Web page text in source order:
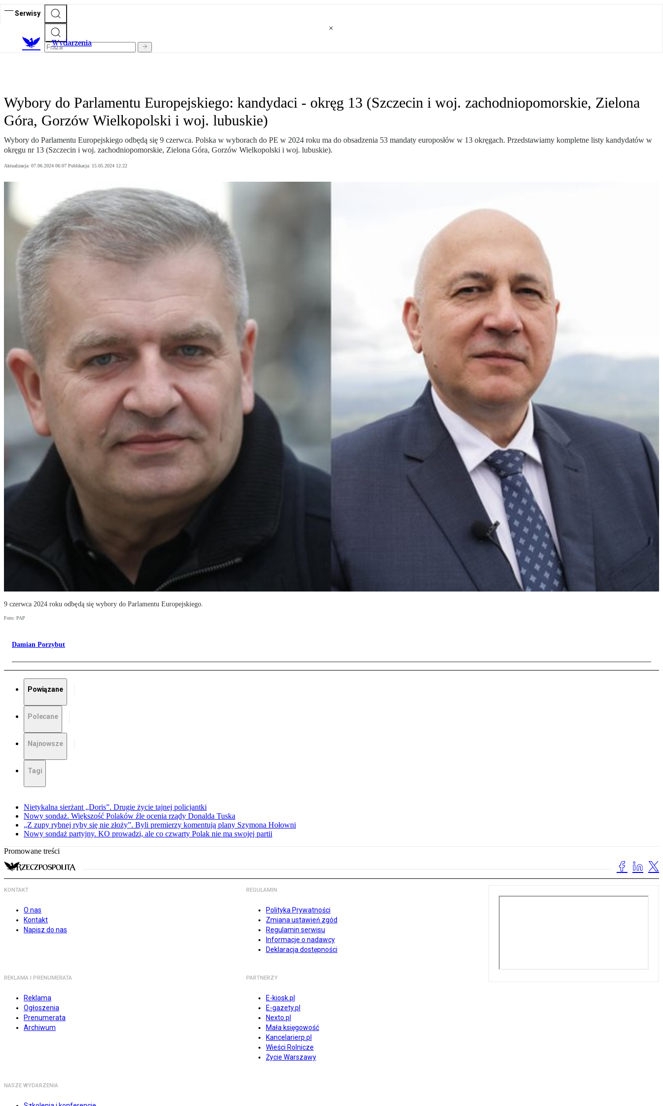
Serwisy
Wydarzenia
Wybory do Parlamentu Europejskiego: kandydaci - okręg 13 (Szczecin i woj. zachodniopomorskie, Zielona
Góra, Gorzów Wielkopolski i woj. lubuskie)
Wybory do Parlamentu Europejskiego odbędą się 9 czerwca. Polska w wyborach do PE w 2024 roku ma do obsadzenia 53 mandaty europosłów w 13 okręgach. Przedstawiamy kompletne listy kandydatów w
okręgu nr 13 (Szczecin i woj. zachodniopomorskie, Zielona Góra, Gorzów Wielkopolski i woj. lubuskie).
Aktualizacja: 07.06.2024 06:07 Publikacja: 15.05.2024 12:22
9 czerwca 2024 roku odbędą się wybory do Parlamentu Europejskiego.
Foto: PAP
Damian Porzybut
Powiązane
Polecane
Najnowsze
Tagi
Nietykalna sierżant „Doris”. Drugie życie tajnej policjantki
Nowy sondaż. Większość Polaków źle ocenia rządy Donalda Tuska
„Z zupy rybnej ryby się nie złoży”. Byli premierzy komentują plany Szymona Hołowni
Nowy sondaż partyjny. KO prowadzi, ale co czwarty Polak nie ma swojej partii
Promowane treści
KONTAKT
O nas
Kontakt
Napisz do nas
REGULAMIN
Polityka Prywatności
Zmiana ustawień zgód
Regulamin serwisu
Informacje o nadawcy
Deklaracja dostępności
REKLAMA I PRENUMERATA
Reklama
Ogłoszenia
Prenumerata
Archiwum
PARTNERZY
E-kiosk.pl
E-gazety.pl
Nexto.pl
Mała księgowość
Kancelarierp.pl
Wieści Rolnicze
Życie Warszawy
NASZE WYDARZENIA